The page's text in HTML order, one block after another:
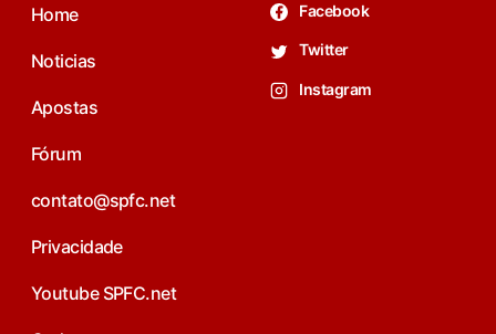
Home
Noticias
Apostas
Fórum
contato@spfc.net
Privacidade
Youtube SPFC.net
Facebook
Twitter
Instagram